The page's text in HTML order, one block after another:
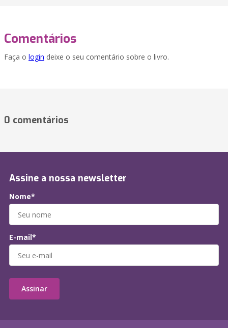
Comentários
Faça o login deixe o seu comentário sobre o livro.
0 comentários
Assine a nossa newsletter
Nome*
E-mail*
Assinar